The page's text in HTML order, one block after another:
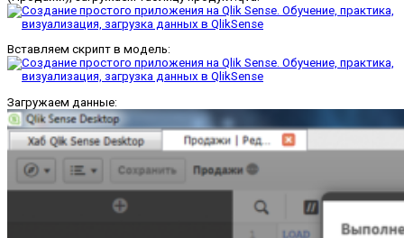
Вставляем скрипт в модель:
Загружаем данные: